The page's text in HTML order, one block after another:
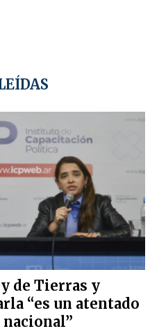
de Tierras y
“es un atentado